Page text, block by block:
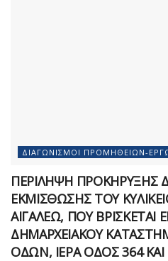
ΔΙΑΓΩΝΙΣΜΟΊ ΠΡΟΜΗΘΕΙΏΝ-
ΠΕΡΙΛΗΨΗ ΠΡΟΚΗΡΥΞΗΣ
ΕΚΜΙΣΘΩΣΗΣ ΤΟΥ
ΑΙΓΑΛΕΩ, ΠΟΥ ΒΡΙΣΚΕΤΑΙ
ΔΗΜΑΡΧEΙΑΚΟΥ
ΟΔΩΝ, ΙΕΡΑ ΟΔΟΣ 364